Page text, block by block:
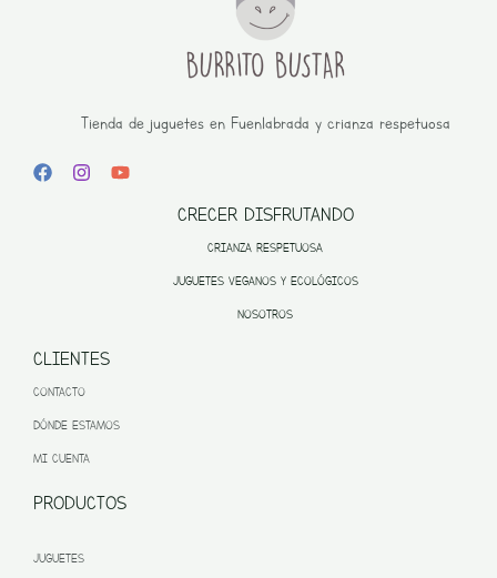
Tienda de juguetes en Fuenlabrada y crianza respetuosa
CRECER DISFRUTANDO
CRIANZA RESPETUOSA
JUGUETES VEGANOS Y ECOLÓGICOS
NOSOTROS
CLIENTES
CONTACTO
DÓNDE ESTAMOS
MI CUENTA
PRODUCTOS
JUGUETES